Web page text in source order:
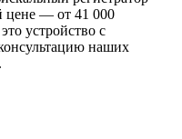
цене — от 41 000
устройство с
наших